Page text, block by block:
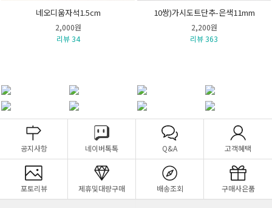
네오디움자석1.5cm
2,000원
리뷰 34
10쌍)가시도트단추-은색11mm
2,200원
리뷰 363
공지사항 네이버톡톡 Q&A 고객혜택
포토리뷰 제휴및대량구매 배송조회 구매사은품